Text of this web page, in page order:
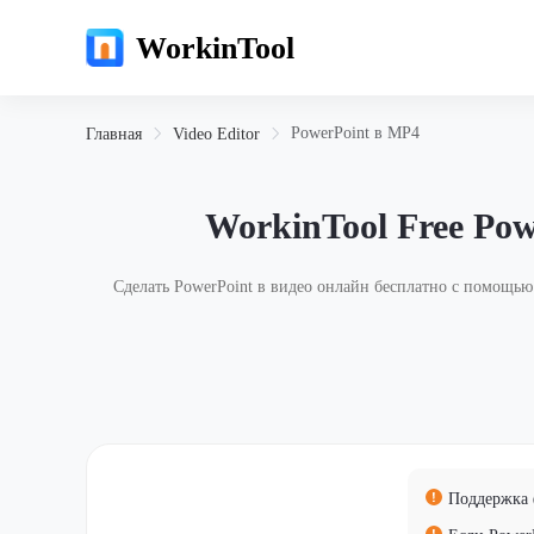
WorkinTool
Главная Video Editor PowerPoint в MP4
WorkinTool Free
Сделать PowerPoint в видео онлайн бесплатно с
Поддержка